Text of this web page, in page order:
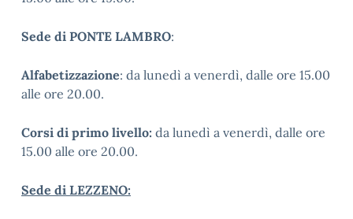
Sede di PONTE LAMBRO:
Alfabetizzazione: da lunedì a venerdì, dalle ore 15.00
alle ore 20.00.
Corsi di primo livello: da lunedì a venerdì, dalle ore
15.00 alle ore 20.00.
Sede di LEZZENO: